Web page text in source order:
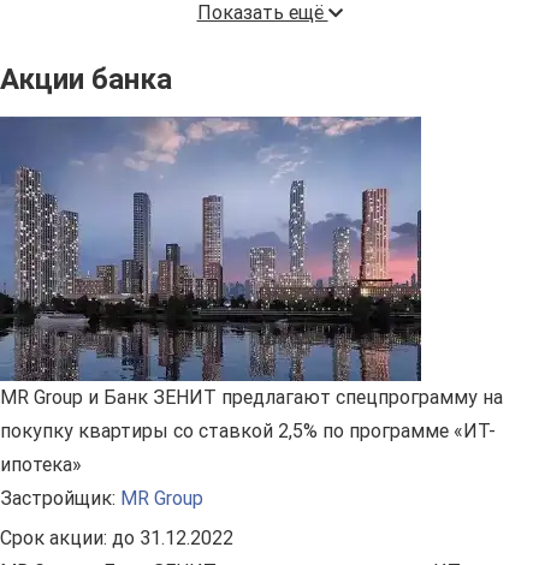
Показать ещё
Акции банка
MR Group и Банк ЗЕНИТ предлагают спецпрограмму на
покупку квартиры со ставкой 2,5% по программе «ИТ-
ипотека»
Застройщик: MR Group
Срок акции: до 31.12.2022